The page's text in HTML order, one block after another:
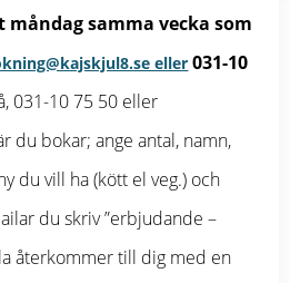
samma vecka som
eller 031-10
031-10 75 50 eller
du bokar; ange antal, namn,
du vill ha (kött el veg.) och
du skriv ”erbjudande –
återkommer till dig med en